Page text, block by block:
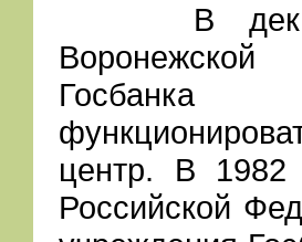
В
Воронежской
центр. В 1982
Российской